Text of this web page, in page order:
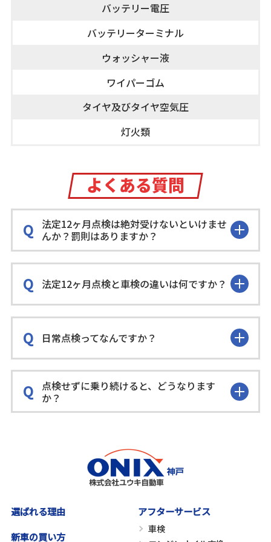
バッテリー電圧
バッテリーターミナル
ウォッシャー液
ワイパーゴム
タイヤ及びタイヤ空気圧
灯火類
よくある質問
法定12ヶ月点検は絶対受けないといけませ
んか？罰則はありますか？
法定12ヶ月点検と車検の違いは何ですか？
日常点検ってなんですか？
点検せずに乗り続けると、どうなります
か？
選ばれる理由
新車の買い方
アフターサービス
車検